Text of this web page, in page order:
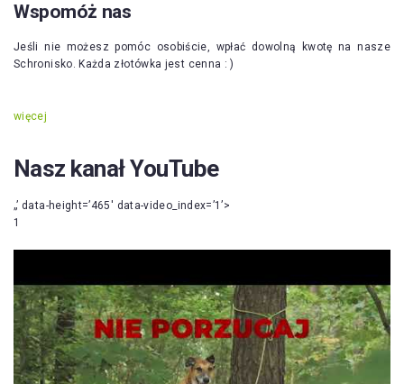
Wspomóż nas
Jeśli nie możesz pomóc osobiście, wpłać dowolną kwotę na nasze
Schronisko. Każda złotówka jest cenna : )
więcej
Nasz kanał YouTube
„’ data-height=’465′ data-video_index=’1’>
1